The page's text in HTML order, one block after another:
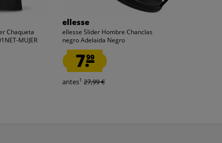
Chaqueta
MUJER
ellesse
ellesse Slider Hombre Chanclas
negro Adelaida Negro
7.99
antes1 27,99 €